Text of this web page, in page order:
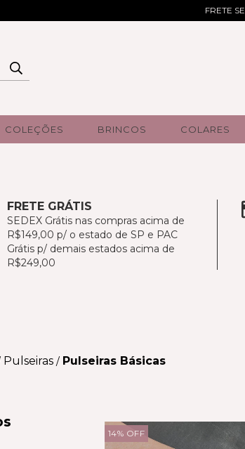
FRETE
COLEÇÕES BRINCOS COLARES
FRETE GRÁTIS
SEDEX Grátis nas compras acima de
R$149,00 p/ o estado de SP e PAC
Grátis p/ demais estados acima de
R$249,00
Pulseiras / Pulseiras Básicas
14% OFF